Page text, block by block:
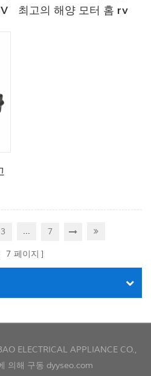
최고의 해양 모터 홈 rv
3 ... 7
7 페이지
ELECTRICAL APPLIANCE CO.,
의해 구동 dyyseo.com